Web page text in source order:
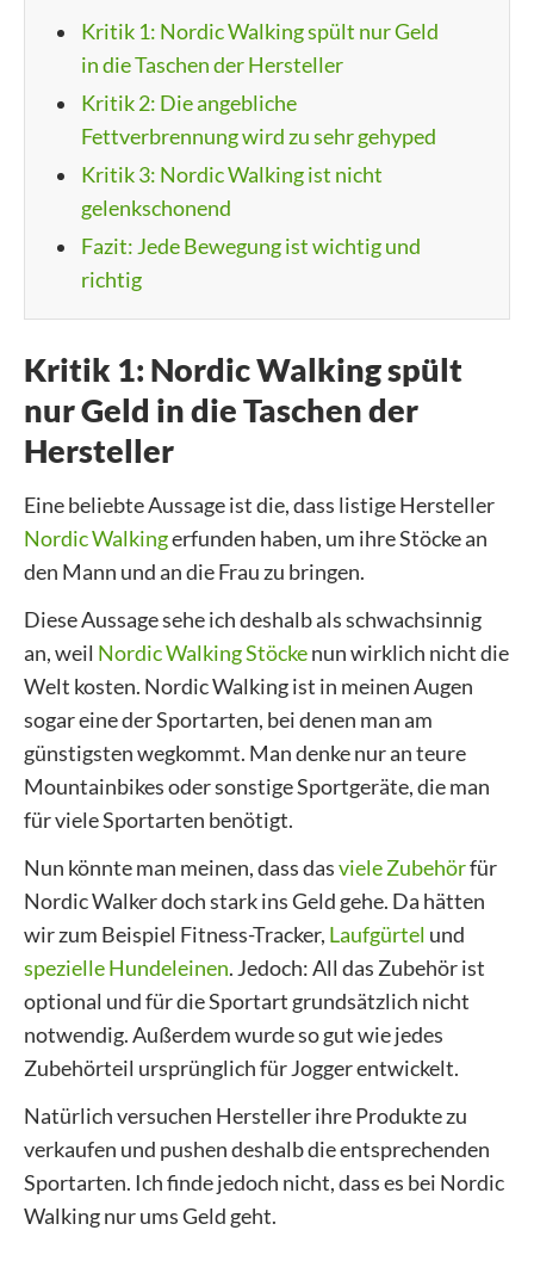
Kritik 1: Nordic Walking spült nur Geld
in die Taschen der Hersteller
Kritik 2: Die angebliche
Fettverbrennung wird zu sehr gehyped
Kritik 3: Nordic Walking ist nicht
gelenkschonend
Fazit: Jede Bewegung ist wichtig und
richtig
Kritik 1: Nordic Walking spült
nur Geld in die Taschen der
Hersteller
Eine beliebte Aussage ist die, dass listige Hersteller
Nordic Walkingerfunden haben, um ihre Stöcke an
den Mann und an die Frau zu bringen.
Diese Aussage sehe ich deshalb als schwachsinnig
an, weil Nordic Walking Stöckenun wirklich nicht die
Welt kosten. Nordic Walking ist in meinen Augen
sogar eine der Sportarten, bei denen man am
günstigsten wegkommt. Man denke nur an teure
Mountainbikes oder sonstige Sportgeräte, die man
für viele Sportarten benötigt.
Nun könnte man meinen, dass dasviele Zubehörfür
Nordic Walker doch stark ins Geld gehe. Da hätten
wir zum Beispiel Fitness-Tracker, Laufgürtel und
spezielle Hundeleinen. Jedoch: All das Zubehör ist
optional und für die Sportart grundsätzlich nicht
notwendig. Außerdem wurde so gut wie jedes
Zubehörteil ursprünglich für Jogger entwickelt.
Natürlich versuchen Hersteller ihre Produkte zu
verkaufen und pushen deshalb die entsprechenden
Sportarten. Ich finde jedoch nicht, dass es bei Nordic
Walking nur ums Geld geht.